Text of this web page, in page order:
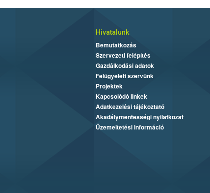
Hivatalunk
Bemutatkozás
Szervezeti felépítés
Gazdálkodási adatok
Felügyeleti szervünk
Projektek
Kapcsolódó linkek
Adatkezelési tájékoztató
Akadálymentességi nyilatkozat
Üzemeltetési információ